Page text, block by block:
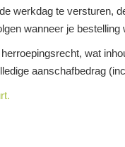
werkdag te versturen,
wanneer je bestelling
wat
aanschafbedrag